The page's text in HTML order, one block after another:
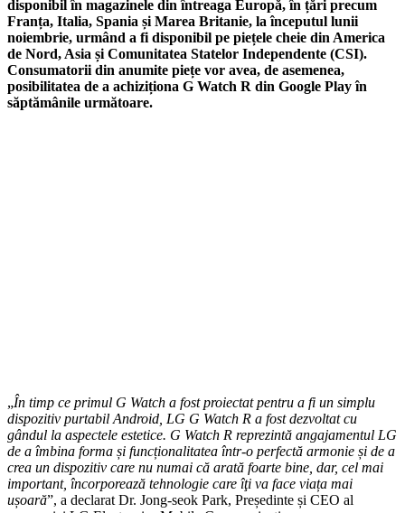
disponibil în magazinele din întreaga Europă, în țări precum
Franța, Italia, Spania și Marea Britanie, la începutul lunii
noiembrie, urmând a fi disponibil pe piețele cheie din America
de Nord, Asia și Comunitatea Statelor Independente (CSI).
Consumatorii din anumite piețe vor avea, de asemenea,
posibilitatea de a achiziționa G Watch R din Google Play în
săptămânile următoare.
„În timp ce primul G Watch a fost proiectat pentru a fi un simplu
dispozitiv purtabil Android, LG G Watch R a fost dezvoltat cu
gândul la aspectele estetice. G Watch R reprezintă angajamentul LG
de a îmbina forma și funcționalitatea într-o perfectă armonie și de a
crea un dispozitiv care nu numai că arată foarte bine, dar, cel mai
important, încorporează tehnologie care îţi va face viața mai
ușoară”, a declarat Dr. Jong-seok Park, Președinte și CEO al